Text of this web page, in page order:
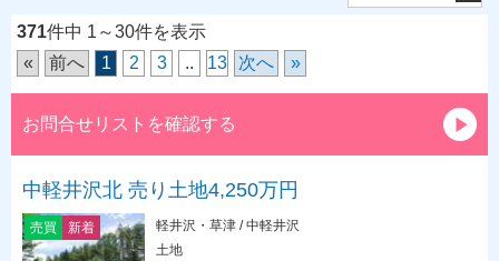
371件中 1～30件を表示
«
前へ 1 2 3 .. 13 次へ »
お問合せリストを確認する
中軽井沢北 売り土地4,250万円
売買 新着
軽井沢・草津 / 中軽井沢
土地